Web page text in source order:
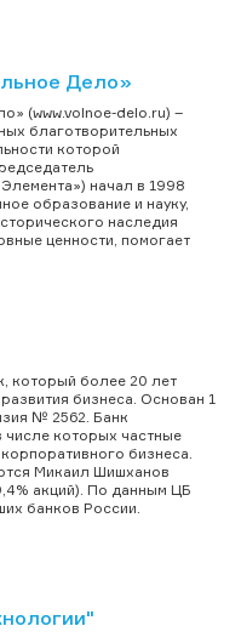
Дело»
(www.volnoe-delo.ru) –
благотворительных
которой
начал в 1998
образование и науку,
наследия
ценности, помогает
который более 20 лет
бизнеса. Основан 1
№ 2562. Банк
числе которых частные
бизнеса.
Микаил Шишханов
акций). По данным ЦБ
банков России.